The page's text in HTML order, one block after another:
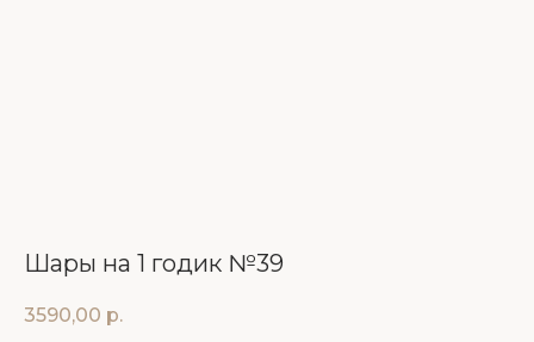
Шары на 1 годик №39
3590,00 р.